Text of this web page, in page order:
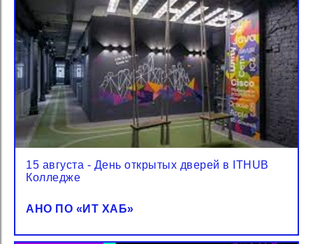
15 августа - День открытых дверей в ITHUB
Колледже
АНО ПО «‎ИТ ХАБ»